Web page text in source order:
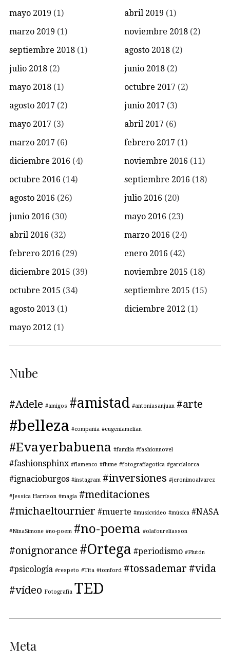
mayo 2019 (1) abril 2019 (1)
marzo 2019 (1) noviembre 2018 (2)
septiembre 2018 (1) agosto 2018 (2)
julio 2018 (2) junio 2018 (2)
mayo 2018 (1) octubre 2017 (2)
agosto 2017 (2) junio 2017 (3)
mayo 2017 (3) abril 2017 (6)
marzo 2017 (6) febrero 2017 (1)
diciembre 2016 (4) noviembre 2016 (11)
octubre 2016 (14) septiembre 2016 (18)
agosto 2016 (26) julio 2016 (20)
junio 2016 (30) mayo 2016 (23)
abril 2016 (32) marzo 2016 (24)
febrero 2016 (29) enero 2016 (42)
diciembre 2015 (39) noviembre 2015 (18)
octubre 2015 (34) septiembre 2015 (15)
agosto 2013 (1) diciembre 2012 (1)
mayo 2012 (1)
Nube
#Adele #amigos #amistad #antoniasanjuan #arte
#belleza #compañía #eugeniamelian
#Evayerbabuena #familia #fashionnovel
#fashionsphinx #flamenco #flume #fotografiagotica #garcialorca
#ignacioburgos #instagram #inversiones #jeronimoalvarez
#Jessica Harrison #magia #meditaciones
#michaeltournier #muerte #musicvideo #música #NASA
#NinaSimone #no-poem #no-poema #olafoureliasson
#onignorance #Ortega #periodismo #Plutón
#psicología #respeto #Tita #tomford #tossademar #vida
#vídeo Fotografía TED
Meta